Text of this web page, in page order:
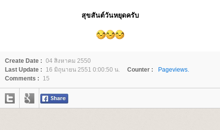
สุขสันต์วันหยุดครับ
Create Date : 04 สิงหาคม 2550
Last Update :
16 มิถุนายน 2551 0:00:50 น. Counter :
Pageviews.
Comments :
15